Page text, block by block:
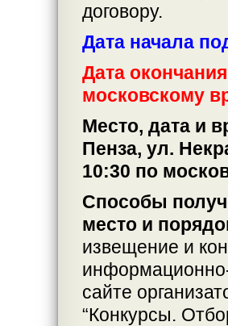
договору.
Дата начала
Дата
московскому
Место, дата и
Пенза, ул.
10:30 по
Способы
место и
извещение и
сайте
“Конкурсы.